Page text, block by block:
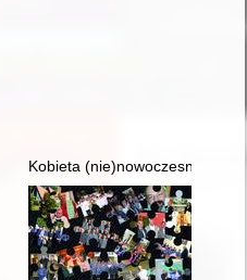
polski Mozart z Tarnowa
Kobieta (nie)nowoczesna :